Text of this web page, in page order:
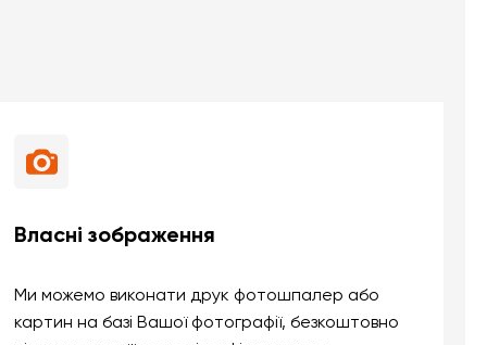
Власні зображення
Ми можемо виконати друк фотошпалер або
картин на базі Вашої фотографії, безкоштовно